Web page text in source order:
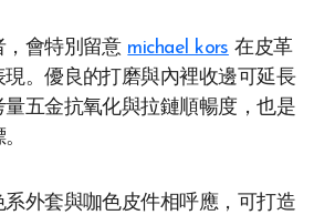
會特別留意 michael kors 在皮革
。優良的打磨與內裡收邊可延長
五金抗氧化與拉鏈順暢度，也是
外套與咖色皮件相呼應，可打造